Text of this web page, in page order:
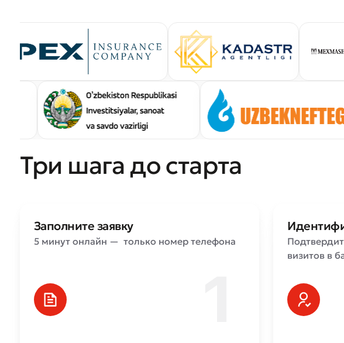
* Все поля обязательны для
Три шага до старта
Заполните заявку
5 минут онлайн — только номер телефона
визитов в